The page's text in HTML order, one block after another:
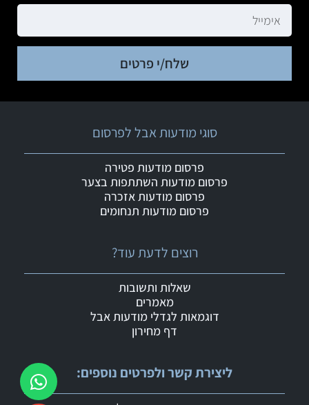
שלח/י פרטים
ליצירת קשר ולפרטים נוספים:
רוצים לדעת עוד?
שאלות ותשובות
מאמרים
דוגמאות לגדלי מודעות אבל
דף מחירון
סוגי מודעות אבל לפרסום
פרסום מודעות פטירה
פרסום מודעות השתתפות בצער
פרסום מודעות אזכרה
פרסום מודעות תנחומים